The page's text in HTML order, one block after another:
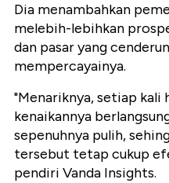
Dia menambahkan
melebih-lebihkan
dan pasar yang
mempercayainya.
"Menariknya, setiap kali
kenaikannya
sepenuhnya pulih,
tersebut tetap cukup
pendiri Vanda Insights.